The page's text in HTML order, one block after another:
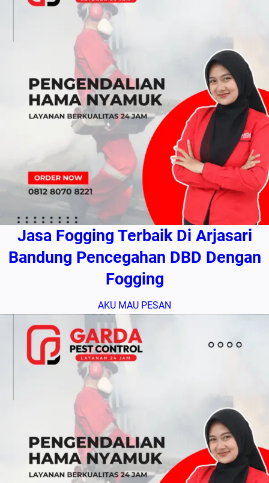
Jasa Fogging Terbaik Di Arjasari
Bandung Pencegahan DBD Dengan
Fogging
AKU MAU PESAN